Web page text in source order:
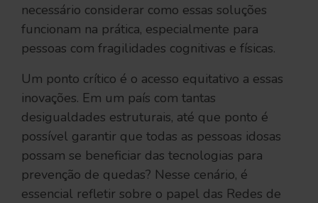
necessário considerar como essas soluções
funcionam na prática, especialmente para
pessoas com fragilidades cognitivas e físicas.
Um ponto crítico é o acesso equitativo a essas
inovações. Em um país com tantas
desigualdades estruturais, até que ponto é
possível garantir que todas as pessoas idosas
possam se beneficiar das tecnologias para
prevenção de quedas? Nesse cenário, é
essencial refletir sobre o papel das Redes de